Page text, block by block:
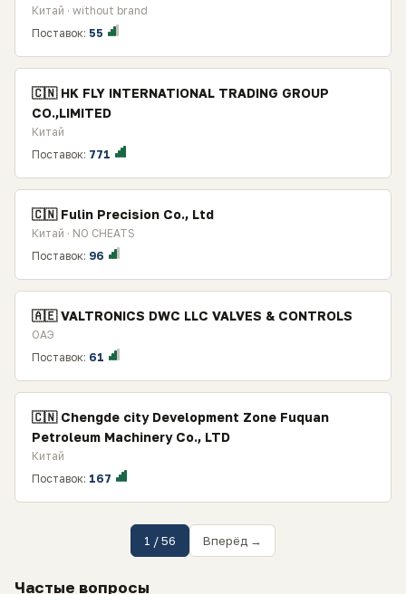
Китай · without brand
Поставок: 55
🇨🇳 HK FLY INTERNATIONAL TRADING GROUP
CO.,LIMITED
Китай
Поставок: 771
🇨🇳 Fulin Precision Сo., Ltd
Китай · NO CHEATS
Поставок: 96
🇦🇪 VALTRONICS DWC LLC VALVES & CONTROLS
ОАЭ
Поставок: 61
🇨🇳 Chengde city Development Zone Fuquan
Petroleum Machinery Co., LTD
Китай
Поставок: 167
1 / 56 Вперёд →
Частые вопросы